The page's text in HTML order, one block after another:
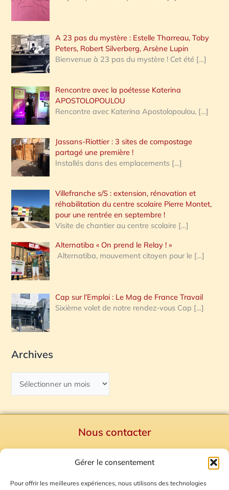
Gérer le consentement
Pour offrir les meilleures expériences, nous utilisons des technologies
A 23 pas du mystère : Estelle Tharreau, Toby
Peters, Robert Silverberg, Arsène Lupin
Bienvenue à 23 pas du mystère ! Cet été […]
Rencontre avec la poétesse Katerina
APOSTOLOPOULOU
Rencontre avec Katerina Apostolopoulou, […]
Jassans-Riottier : 3 sites de compostage
partagé une première !
Installés dans des emplacements […]
Villefranche s/S : extension, rénovation et
réhabilitation du centre scolaire Pierre Montet,
pour une rentrée en septembre !
Visite de chantier au centre scolaire […]
Alternatiba « On prend le Relay ! »
Alternatiba, mouvement citoyen pour le […]
Cap sur l’Emploi : Le Mag de France Travail
Sixième volet de notre rendez-vous Cap […]
Archives
Nous contacter
Mentions Légales
Plan du site